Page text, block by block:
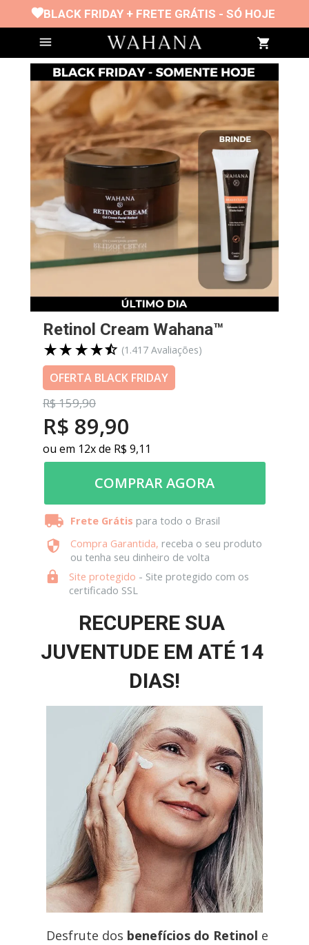
BLACK FRIDAY + FRETE GRÁTIS - SÓ HOJE
Retinol Cream Wahana™
(1.417 Avaliações)
OFERTA BLACK FRIDAY
R$ 159,90
ou em 12x de R$ 9,11
R$ 89,90
COMPRAR AGORA
Compra Garantida, receba o seu produto
ou tenha seu dinheiro de volta
Site protegido - Site protegido com os
certificado SSL
Frete Grátis para todo o Brasil
RECUPERE SUA
JUVENTUDE EM ATÉ 14
DIAS!
Desfrute dos benefícios do Retinol e